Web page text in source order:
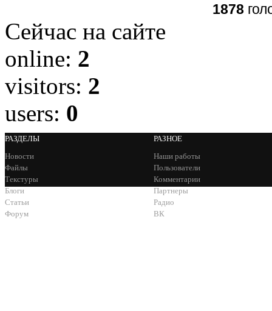
1878
Сейчас на сайте
online: 2
visitors: 2
users: 0
РАЗДЕЛЫ
Новости
Файлы
Текстуры
Блоги
Статьи
Форум
РАЗНОЕ
Наши работы
Пользователи
Комментарии
Партнеры
Радио
ВК